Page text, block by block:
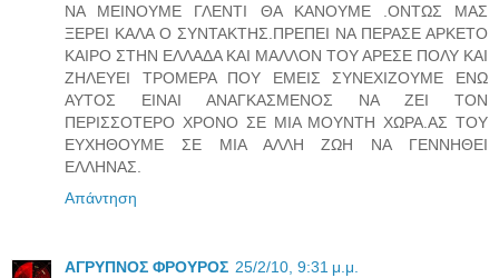
ΝΑ ΜΕΙΝΟΥΜΕ ΓΛΕΝΤΙ ΘΑ ΚΑΝΟΥΜΕ .ΟΝΤΩΣ ΜΑΣ
ΞΕΡΕΙ ΚΑΛΑ Ο ΣΥΝΤΑΚΤΗΣ.ΠΡΕΠΕΙ ΝΑ ΠΕΡΑΣΕ ΑΡΚΕΤΟ
ΚΑΙΡΟ ΣΤΗΝ ΕΛΛΑΔΑ ΚΑΙ ΜΑΛΛΟΝ ΤΟΥ ΑΡΕΣΕ ΠΟΛΥ ΚΑΙ
ΖΗΛΕΥΕΙ ΤΡΟΜΕΡΑ ΠΟΥ ΕΜΕΙΣ ΣΥΝΕΧΙΖΟΥΜΕ ΕΝΩ
ΑΥΤΟΣ ΕΙΝΑΙ ΑΝΑΓΚΑΣΜΕΝΟΣ ΝΑ ΖΕΙ ΤΟΝ
ΠΕΡΙΣΣΟΤΕΡΟ ΧΡΟΝΟ ΣΕ ΜΙΑ ΜΟΥΝΤΗ ΧΩΡΑ.ΑΣ ΤΟΥ
ΕΥΧΗΘΟΥΜΕ ΣΕ ΜΙΑ ΑΛΛΗ ΖΩΗ ΝΑ ΓΕΝΝΗΘΕΙ
ΕΛΛΗΝΑΣ.
Απάντηση
ΑΓΡΥΠΝΟΣ ΦΡΟΥΡΟΣ 25/2/10, 9:31 μ.μ.